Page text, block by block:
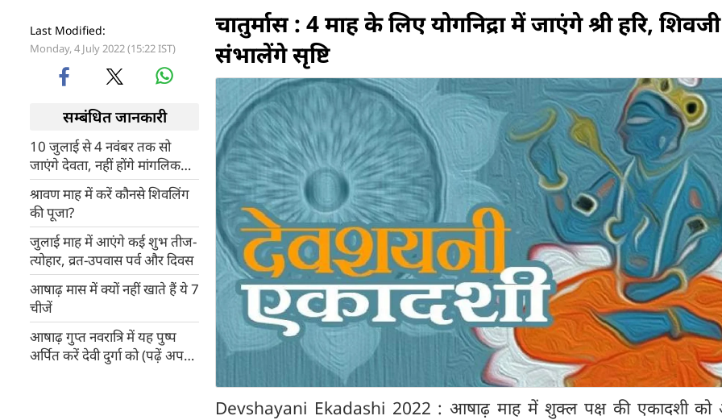
Last Modified:
Monday, 4 July 2022 (15:22 IST)
सम्बंधित जानकारी
10 जुलाई से 4 नवंबर तक सो
जाएंगे देवता, नहीं होंगे मांगलिक
कार्य
श्रावण माह में करें कौनसे शिवलिंग
की पूजा?
जुलाई माह में आएंगे कई शुभ तीज-
त्योहार, व्रत-उपवास पर्व और दिवस
आषाढ़ मास में क्यों नहीं खाते हैं ये 7
चीजें
आषाढ़ गुप्त नवरात्रि में यह पुष्प
अर्पित करें देवी दुर्गा को (पढ़ें अपनी
चातुर्मास : 4 माह के लिए योगनिद्रा में जाएंगे श्री हरि, शिवजी
संभालेंगे सृष्टि
Devshayani Ekadashi 2022 : आषाढ़ माह में शुक्ल पक्ष की एकादशी को